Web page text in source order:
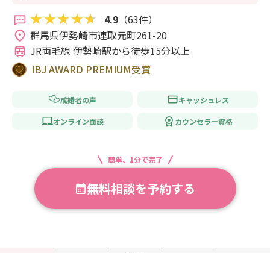
4.9（63件）
JR両毛線 伊勢崎駅から徒歩15分以上
IBJ AWARD PREMIUM受賞
成婚者の声 キャッシュレス
オンライン面談 カウンセラー資格
簡単、1分で完了
無料相談を予約する